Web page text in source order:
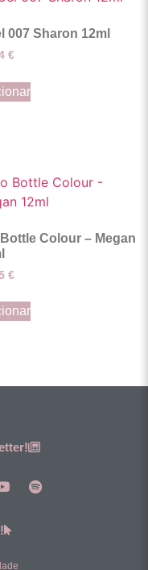
007 Sharon 12ml
€
Colour – Megan
€